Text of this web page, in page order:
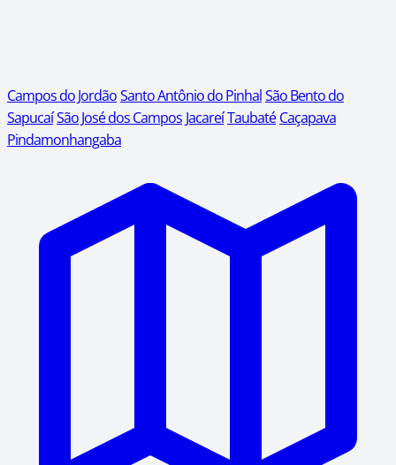
Campos do JordãoSanto Antônio do PinhalSão Bento do
SapucaíSão José dos Campos JacareíTaubaté Caçapava
Pindamonhangaba